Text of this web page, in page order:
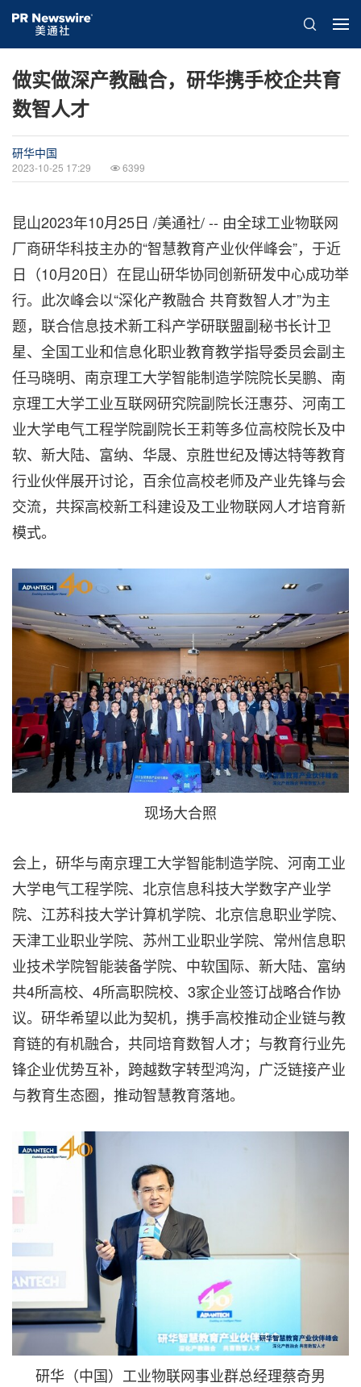
做实做深产教融合，研华携手校企共育
数智人才
研华中国
2023-10-25 17:29 6399
昆山2023年10月25日 /美通社/ -- 由全球工业物联网
厂商研华科技主办的“智慧教育产业伙伴峰会”，于近
日（10月20日）在昆山研华协同创新研发中心成功举
行。此次峰会以“深化产教融合 共育数智人才”为主
题，联合信息技术新工科产学研联盟副秘书长计卫
星、全国工业和信息化职业教育教学指导委员会副主
任马晓明、南京理工大学智能制造学院院长吴鹏、南
京理工大学工业互联网研究院副院长汪惠芬、河南工
业大学电气工程学院副院长王莉等多位高校院长及中
软、新大陆、富纳、华晟、京胜世纪及博达特等教育
行业伙伴展开讨论，百余位高校老师及产业先锋与会
交流，共探高校新工科建设及工业物联网人才培育新
模式。
现场大合照
会上，研华与南京理工大学智能制造学院、河南工业
大学电气工程学院、北京信息科技大学数字产业学
院、江苏科技大学计算机学院、北京信息职业学院、
天津工业职业学院、苏州工业职业学院、常州信息职
业技术学院智能装备学院、中软国际、新大陆、富纳
共4所高校、4所高职院校、3家企业签订战略合作协
议。研华希望以此为契机，携手高校推动企业链与教
育链的有机融合，共同培育数智人才；与教育行业先
锋企业优势互补，跨越数字转型鸿沟，广泛链接产业
与教育生态圈，推动智慧教育落地。
研华（中国）工业物联网事业群总经理蔡奇男